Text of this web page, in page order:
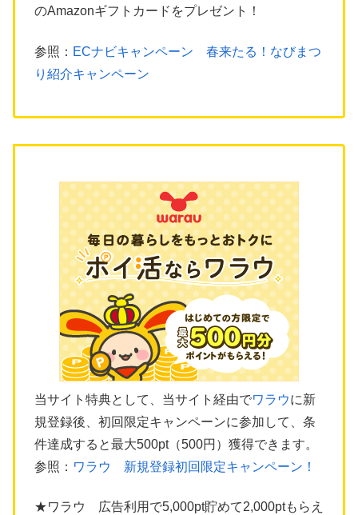
のAmazonギフトカードをプレゼント！
参照： ECナビキャンペーン 春来たる！なびまつ
り紹介キャンペーン
当サイト特典として、当サイト経由でワラウに新
規登録後、初回限定キャンペーンに参加して、条
件達成すると最大500pt（500円）獲得できます。
参照： ワラウ 新規登録初回限定キャンペーン！
★ワラウ 広告利用で5,000pt貯めて2,000ptもらえ